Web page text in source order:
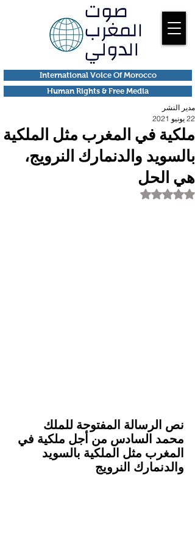
Human Rights & Free Media
International Voice Of Morocco
ملكية في المغرب مثل الملكية
بالسويد والدنمارك النرويج،
هي الحل
مدير النشر
22 يونيو 2021
تم التقييم بـ ليس رقمًا من أصل 5 نجوم.
نص الرسالة المفتوحة للملك
محمد السادس من أجل ملكية في
المغرب مثل الملكية بالسويد
والدنمارك النرويج